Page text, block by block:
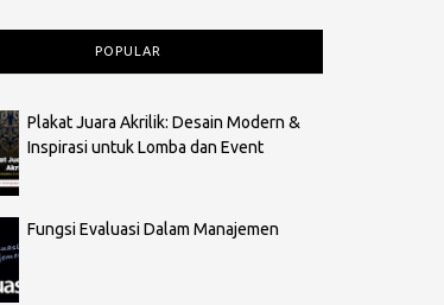
POPULAR
Plakat Juara Akrilik: Desain Modern &
Inspirasi untuk Lomba dan Event
Fungsi Evaluasi Dalam Manajemen